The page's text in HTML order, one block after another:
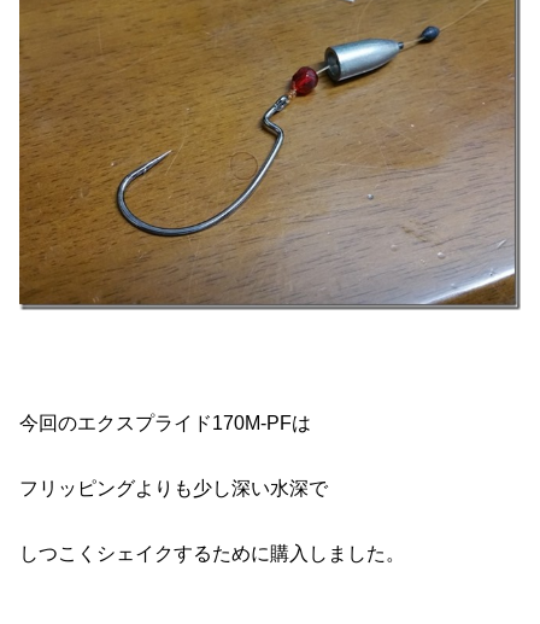
今回のエクスプライド170M-PFは
フリッピングよりも少し深い水深で
しつこくシェイクするために購入しました。